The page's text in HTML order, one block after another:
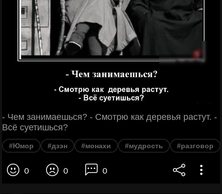
- Чем занимаешься? - Смотрю как деревья растут. -
Всё суетишься?
#Юмор #дзэн #монахи #мудрость #разговор
0 0 0